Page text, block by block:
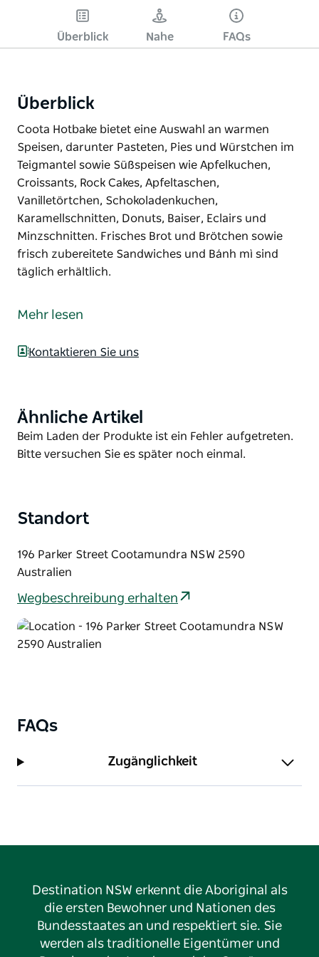
Überblick Nahe FAQs
Überblick
Coota Hotbake bietet eine Auswahl an warmen
Speisen, darunter Pasteten, Pies und Würstchen im
Teigmantel sowie Süßspeisen wie Apfelkuchen,
Croissants, Rock Cakes, Apfeltaschen,
Vanilletörtchen, Schokoladenkuchen,
Karamellschnitten, Donuts, Baiser, Eclairs und
Minzschnitten. Frisches Brot und Brötchen sowie
frisch zubereitete Sandwiches und Bánh mì sind
täglich erhältlich.
Speisen, darunter Pasteten, Pies und Würstchen im
Croissants, Rock Cakes, Apfeltaschen,
Vanilletörtchen, Schokoladenkuchen,
Frisches Brot und Brötchen sowie frisch zubereitete
Sandwiches und Bánh mì sind täglich erhältlich.
Mehr lesen
Kontaktieren Sie uns
Product
List
Ähnliche Artikel
Product
List
Beim Laden der Produkte ist ein Fehler aufgetreten.
Bitte versuchen Sie es später noch einmal.
Standort
196 Parker Street Cootamundra NSW 2590
Australien
Wegbeschreibung erhalten
FAQs
Zugänglichkeit
Destination NSW erkennt die Aboriginal als
die ersten Bewohner und Nationen des
Bundesstaates an und respektiert sie. Sie
werden als traditionelle Eigentümer und